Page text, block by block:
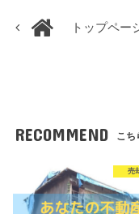
トップペー
RECOMMEND こち
売